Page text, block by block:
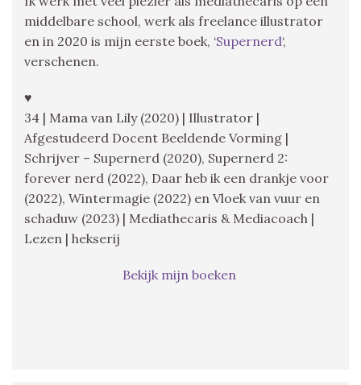
middelbare school, werk als freelance illustrator
en in 2020 is mijn eerste boek, ‘Supernerd‘,
verschenen.
♥
34 | Mama van Lily (2020) | Illustrator |
Afgestudeerd Docent Beeldende Vorming |
Schrijver – Supernerd (2020), Supernerd 2:
forever nerd (2022), Daar heb ik een drankje voor
(2022), Wintermagie (2022) en Vloek van vuur en
schaduw (2023) | Mediathecaris & Mediacoach |
Lezen | hekserij
Bekijk mijn boeken